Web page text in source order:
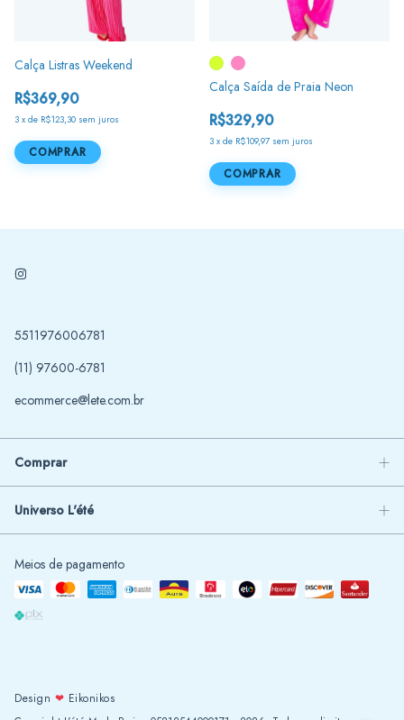
Calça Listras Weekend
R$369,90
3 x de R$123,30 sem juros
COMPRAR
Calça Saída de Praia Neon
R$329,90
3 x de R$109,97 sem juros
COMPRAR
5511976006781
(11) 97600-6781
ecommerce@lete.com.br
Comprar
Universo L'été
Meios de pagamento
Design ❤ Eikonikos